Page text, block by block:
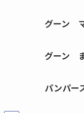
グーン
グーン
パンパ